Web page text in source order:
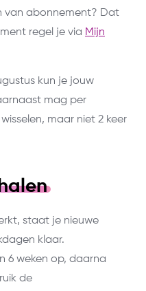
van abonnement? Dat
regel je via Mijn
kun je jouw
mag per
maar niet 2 keer
staat je nieuwe
klaar.
6 weken op, daarna
de